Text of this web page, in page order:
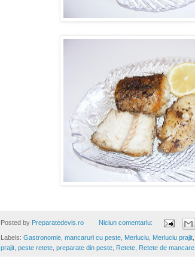
Posted by Preparatedevis.ro Niciun comentariu:
Labels: Gastronomie mancaruri cu peste Merluciu Merluciu prajit
prajit peste retete preparate din peste Retete Retete de mancare